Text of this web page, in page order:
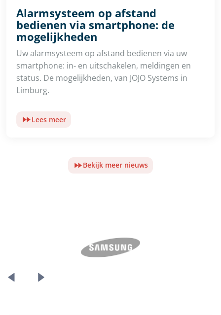
Alarmsysteem op afstand
bedienen via smartphone: de
mogelijkheden
Uw alarmsysteem op afstand bedienen via uw
smartphone: in- en uitschakelen, meldingen en
status. De mogelijkheden, van JOJO Systems in
Limburg.
Lees meer
Bekijk meer nieuws